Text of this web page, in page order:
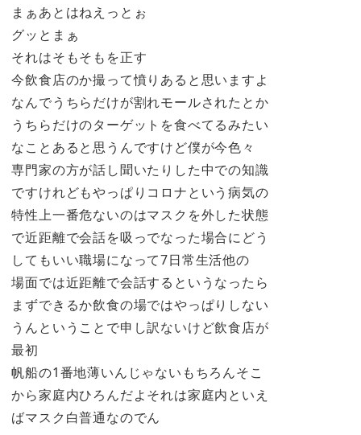
まぁあとはねえっとぉ
グッとまぁ
それはそもそもを正す
今飲食店のか撮って憤りあると思いますよ
なんでうちらだけが割れモールされたとか
うちらだけのターゲットを食べてるみたい
なことあると思うんですけど僕が今色々
専門家の方が話し聞いたりした中での知識
ですけれどもやっぱりコロナという病気の
特性上一番危ないのはマスクを外した状態
で近距離で会話を吸っでなった場合にどう
してもいい職場になって7日常生活他の
場面では近距離で会話するというなったら
まずできるか飲食の場ではやっぱりしない
うんということで申し訳ないけど飲食店が
最初
帆船の1番地薄いんじゃないもちろんそこ
から家庭内ひろんだよそれは家庭内といえ
ばマスク白普通なのでん